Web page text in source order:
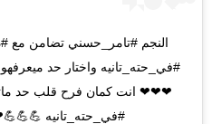
النجم #تامر_حسني تضامن مع
#في_حته_تانيه واختار حد
❤❤❤ انت كمان فرح قلب حد